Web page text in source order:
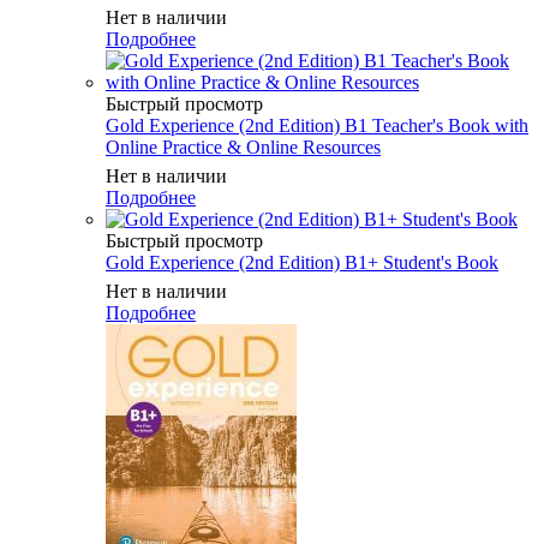
Нет в наличии
Подробнее
Быстрый просмотр
Gold Experience (2nd Edition) B1 Teacher's Book with
Online Practice & Online Resources
Нет в наличии
Подробнее
Быстрый просмотр
Gold Experience (2nd Edition) B1+ Student's Book
Нет в наличии
Подробнее